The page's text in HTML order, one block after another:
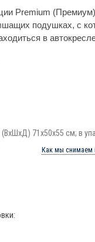
Premium
подушках, с
в
(ВхШхД) 71х50х55 см; в
Как мы снимаем